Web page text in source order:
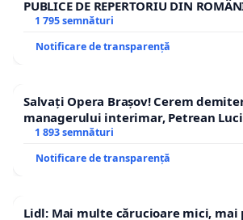
PUBLICE DE REPERTORIU DIN
1 795 semnături
Notificare de transparență
Salvați Opera Brașov! Cerem
managerului interimar, Petrean
1 893 semnături
Notificare de transparență
Lidl: Mai multe cărucioare mici,